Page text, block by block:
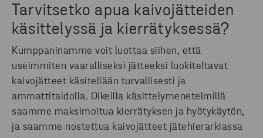
Tarvitsetko apua kaivojätteiden
käsittelyssä ja kierrätyksessä?
Kumppaninamme voit luottaa siihen, että
useimmiten vaaralliseksi jätteeksi luokiteltavat
kaivojätteet käsitellään turvallisesti ja
ammattitaidolla. Oikeilla käsittelymenetelmillä
saamme maksimoitua kierrätyksen ja hyötykäytön,
ja saamme nostettua kaivojätteet jätehierarkiassa